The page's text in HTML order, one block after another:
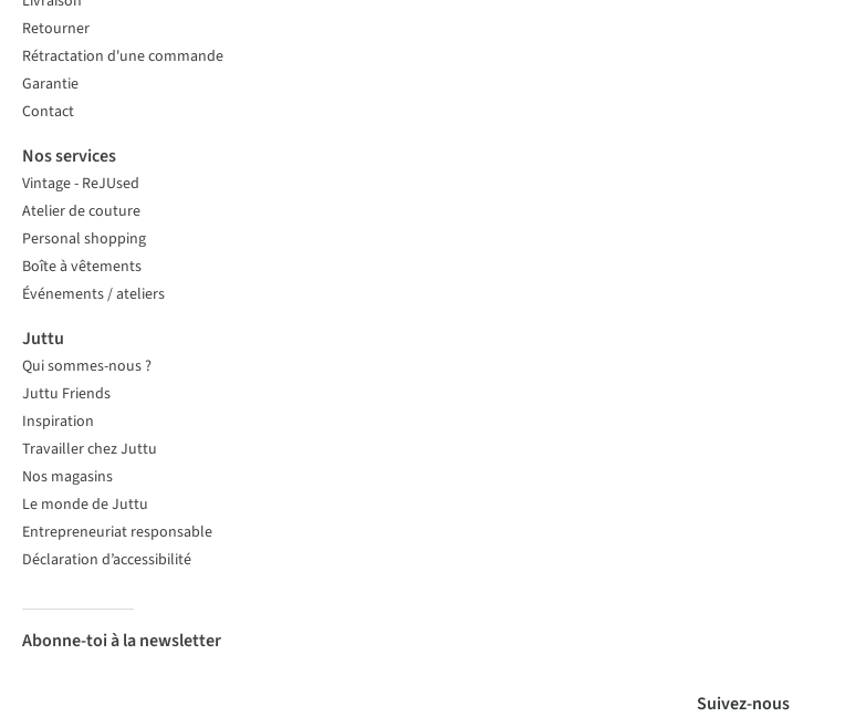
Retourner
Rétractation d'une commande
Garantie
Contact
Nos services
Vintage - ReJUsed
Atelier de couture
Personal shopping
Boîte à vêtements
Événements / ateliers
Juttu
Qui sommes-nous ?
Juttu Friends
Inspiration
Travailler chez Juttu
Nos magasins
Le monde de Juttu
Entrepreneuriat responsable
Déclaration d’accessibilité
Abonne-toi à la newsletter
Suivez-nous